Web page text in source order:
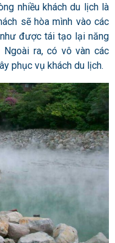
nhiều khách du lịch là
sẽ hòa mình vào các
được tái tạo lại năng
ra, có vô vàn các
phục vụ khách du lịch.